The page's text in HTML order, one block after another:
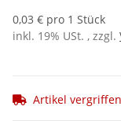
0,03 € pro 1 Stück
inkl. 19% USt. , zzgl.
Artikel vergriffen